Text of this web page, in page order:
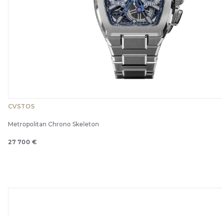
CVSTOS
Metropolitan Chrono Skeleton
27 700 €